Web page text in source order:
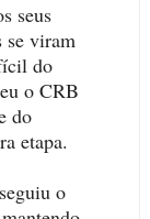
seus
se viram
do
o CRB
do
etapa.
o